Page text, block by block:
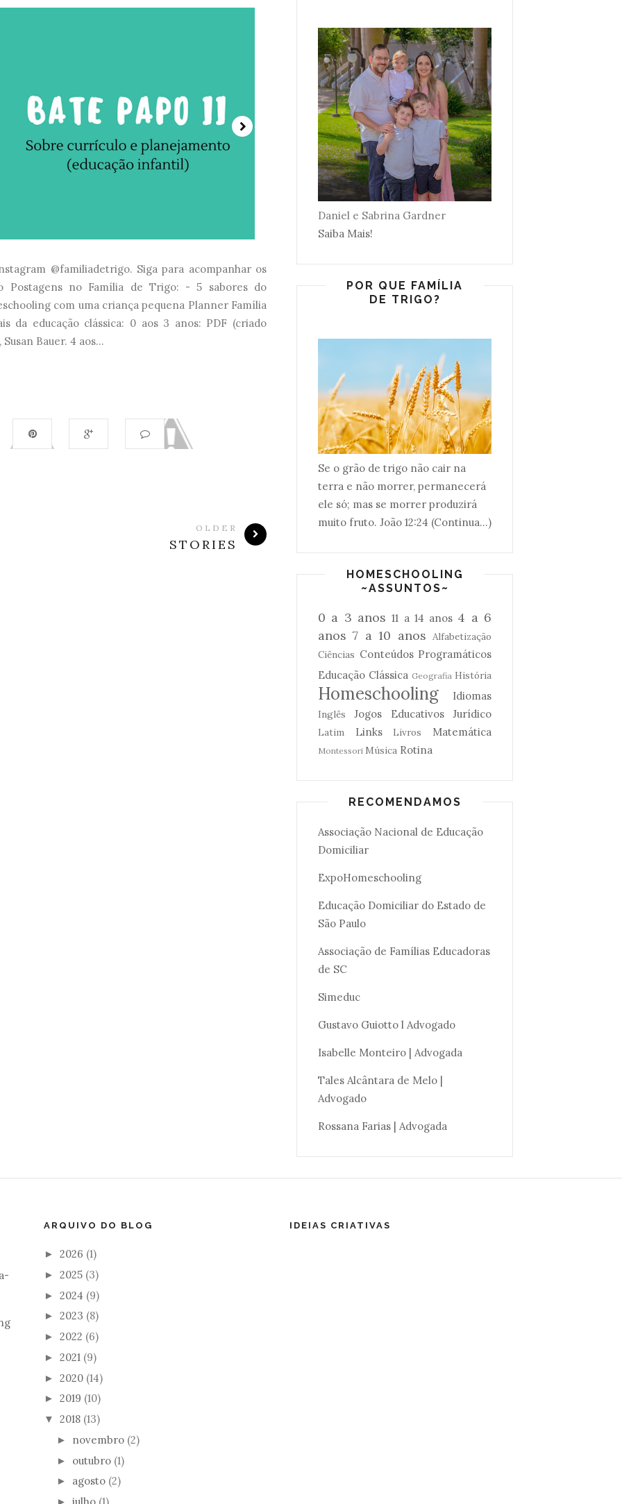
@familiadetrigo. Siga para acompanhar os
Postagens no Família de Trigo: - 5 sabores do
com uma criança pequena Planner Família
da educação clássica: 0 aos 3 anos: PDF (criado
Bauer. 4 aos...
OLDER
STORIES
Daniel e Sabrina Gardner
Saiba Mais!
POR QUE FAMÍLIA
DE TRIGO?
Se o grão de trigo não cair na
terra e não morrer, permanecerá
ele só; mas se morrer produzirá
muito fruto. João 12:24 (Continua...)
HOMESCHOOLING
~ASSUNTOS~
0 a 3 anos 11 a 14 anos 4 a 6
anos 7 a 10 anos Alfabetização
Ciências Conteúdos Programáticos
Educação Clássica Geografia História
Homeschooling Idiomas
Inglês Jogos Educativos Jurídico
Latim Links Livros Matemática
Montessori Música Rotina
RECOMENDAMOS
Associação Nacional de Educação
Domiciliar
ExpoHomeschooling
Educação Domiciliar do Estado de
São Paulo
Associação de Famílias Educadoras
de SC
Simeduc
Gustavo Guiotto l Advogado
Isabelle Monteiro | Advogada
Tales Alcântara de Melo |
Advogado
Rossana Farias | Advogada
ARQUIVO DO BLOG
► 2026 (1)
► 2025 (3)
► 2024 (9)
► 2023 (8)
► 2022 (6)
► 2021 (9)
► 2020 (14)
► 2019 (10)
▼ 2018 (13)
► novembro (2)
► outubro (1)
► agosto (2)
►
IDEIAS CRIATIVAS